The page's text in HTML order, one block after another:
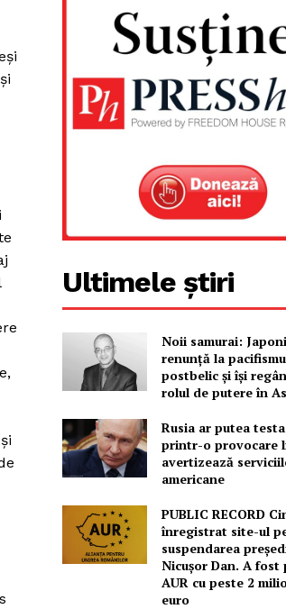
Ultimele știri
Noii samurai:
renunță la
postbelic și își
rolul de putere în
Rusia ar putea
printr-o provocare
avertizează
americane
PUBLIC RECORD
înregistrat site-ul
suspendarea
Nicușor Dan. A
AUR cu peste 2
euro